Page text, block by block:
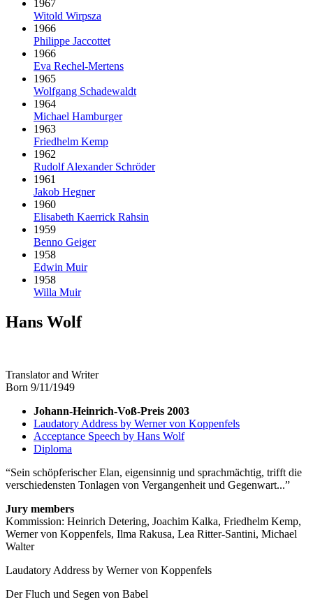
1967
Witold Wirpsza
1966
Philippe Jaccottet
1966
Eva Rechel-Mertens
1965
Wolfgang Schadewaldt
1964
Michael Hamburger
1963
Friedhelm Kemp
1962
Rudolf Alexander Schröder
1961
Jakob Hegner
1960
Elisabeth Kaerrick Rahsin
1959
Benno Geiger
1958
Edwin Muir
1958
Willa Muir
Hans Wolf
Translator and Writer
Born 9/11/1949
Johann-Heinrich-Voß-Preis 2003
Laudatory Address by Werner von Koppenfels
Acceptance Speech by Hans Wolf
Diploma
Sein schöpferischer Elan, eigensinnig und sprachmächtig, trifft die
verschiedensten Tonlagen von Vergangenheit und Gegenwart...
Jury members
Kommission: Heinrich Detering, Joachim Kalka, Friedhelm Kemp,
Werner von Koppenfels, Ilma Rakusa, Lea Ritter-Santini, Michael
Walter
Laudatory Address by Werner von Koppenfels
Der Fluch und Segen von Babel